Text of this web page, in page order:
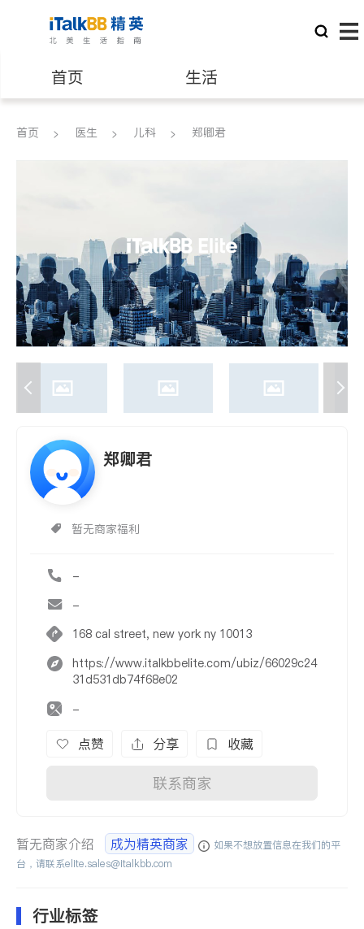
首页 生活
医生 律师
养老 非盈利组织
首页 医生 儿科 郑卿君
郑卿君
暂无商家福利
-
-
168 cal street, new york ny 10013
https://www.italkbbelite.com/ubiz/66029c24
31d531db74f68e02
-
点赞 分享 收藏
联系商家
暂无商家介绍 成为精英商家
如果不想放置信息在我们的平
台，请联系elite.sales@italkbb.com
行业标签